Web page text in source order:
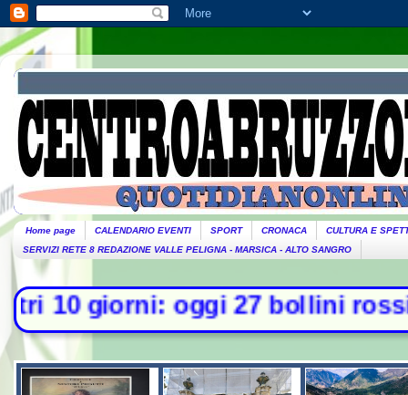
Home page CALENDARIO EVENTI SPORT CRONACA
CULTURA E
SERVIZI RETE 8 REDAZIONE VALLE PELIGNA - MARSICA - ALTO SANGRO
oggi 27 bollini rossi,